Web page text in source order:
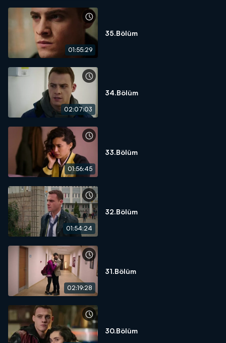
01:55:29
35.Bölüm
02:07:03
34.Bölüm
01:56:45
33.Bölüm
01:54:24
32.Bölüm
02:19:28
31.Bölüm
30.Bölüm